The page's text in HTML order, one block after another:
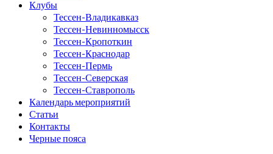
Клубы
Тессен-Владикавказ
Тессен-Невинномысск
Тессен-Кропоткин
Тессен-Краснодар
Тессен-Пермь
Тессен-Северская
Тессен-Ставрополь
Календарь мероприятий
Статьи
Контакты
Черные пояса